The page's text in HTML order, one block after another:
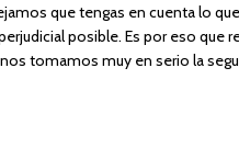
que tengas en cuenta lo
posible. Es por eso
tomamos muy en serio la